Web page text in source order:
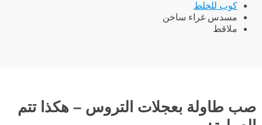
كوب للخلط
مسدس غراء ساخن
ملاقط
صب طاولة بعجلات التروس – هكذا تتم